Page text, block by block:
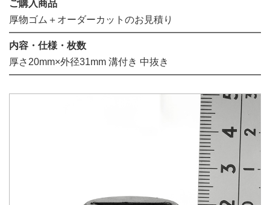
ご購入商品
厚物ゴム＋オーダーカットのお見積り
内容・仕様・枚数
厚さ20mm×外径31mm 溝付き 中抜き